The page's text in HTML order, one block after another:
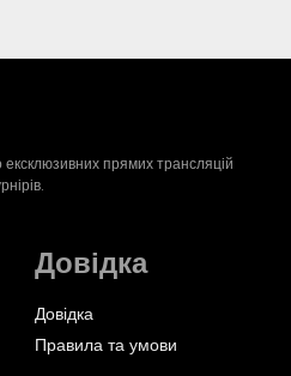
прямих трансляцій
Довідка
Довідка
Правила та умови